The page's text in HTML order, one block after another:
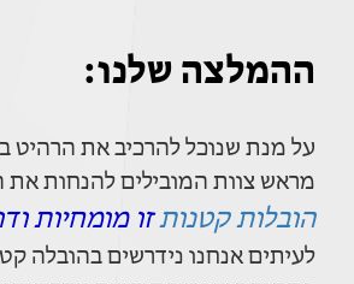
ההמלצה שלנו:
על מנת שנוכל להרכיב את הרהיט
מראש צוות המובילים להנחות את
הובלות קטנותזו מומחיות
לעיתים אנחנו נידרשים בהובלה